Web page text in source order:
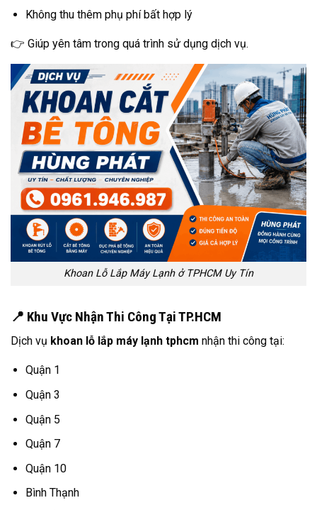
Không thu thêm phụ phí bất hợp lý
👉 Giúp yên tâm trong quá trình sử dụng dịch vụ.
Khoan Lỗ Lắp Máy Lạnh ở TPHCM Uy Tín
📍 Khu Vực Nhận Thi Công Tại TP.HCM
Dịch vụ khoan lỗ lắp máy lạnh tphcm nhận thi công tại:
Quận 1
Quận 3
Quận 5
Quận 7
Quận 10
Bình Thạnh